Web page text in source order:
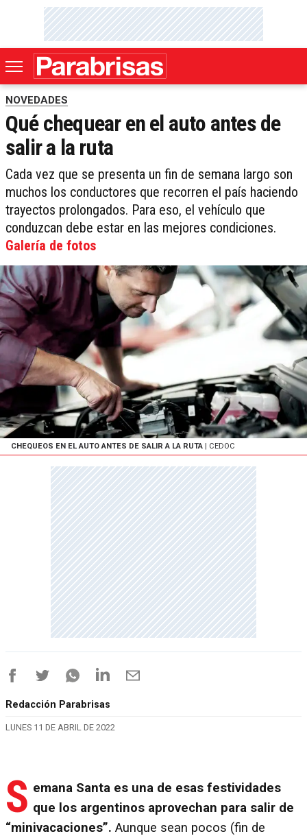
NOVEDADES
Qué chequear en el auto antes de
salir a la ruta
Cada vez que se presenta un fin de semana largo son
muchos los conductores que recorren el país haciendo
trayectos prolongados. Para eso, el vehículo que
conduzcan debe estar en las mejores condiciones.
Galería de fotos
CHEQUEOS EN EL AUTO ANTES DE SALIR A LA RUTA | CEDOC
Redacción Parabrisas
LUNES 11 DE ABRIL DE 2022
S emana Santa es una de esas festividades
que los argentinos aprovechan para salir de
“minivacaciones”. Aunque sean pocos (fin de